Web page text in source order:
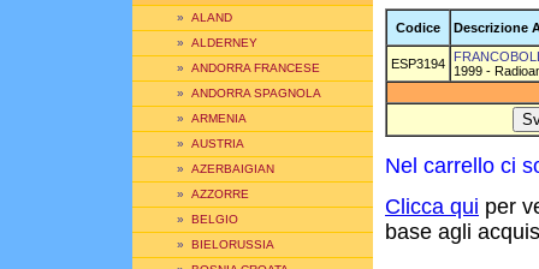
» ALAND
» ALDERNEY
» ANDORRA FRANCESE
» ANDORRA SPAGNOLA
» ARMENIA
» AUSTRIA
» AZERBAIGIAN
» AZZORRE
» BELGIO
» BIELORUSSIA
Codice Descrizione
ESP3194
1999 -
Nel carrello ci
Clicca qui per
base agli